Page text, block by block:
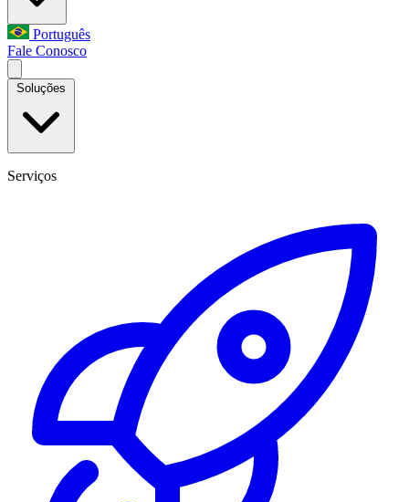
Português
Fale Conosco
Soluções
Serviços